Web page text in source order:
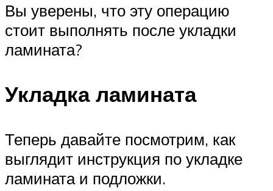
Вы уверены, что эту операцию
стоит выполнять после укладки
ламината?
Укладка ламината
Теперь давайте посмотрим, как
выглядит инструкция по укладке
ламината и подложки.